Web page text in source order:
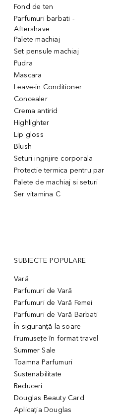
Fond de ten
Parfumuri barbati -
Aftershave
Palete machiaj
Set pensule machiaj
Pudra
Mascara
Leave-in Conditioner
Concealer
Crema antirid
Highlighter
Lip gloss
Blush
Seturi ingrijire corporala
Protectie termica pentru par
Palete de machiaj si seturi
Ser vitamina C
SUBIECTE POPULARE
Vară
Parfumuri de Vară
Parfumuri de Vară Femei
Parfumuri de Vară Barbati
În siguranță la soare
Frumusețe în format travel
Summer Sale
Toamna Parfumuri
Sustenabilitate
Reduceri
Douglas Beauty Card
Aplicația Douglas